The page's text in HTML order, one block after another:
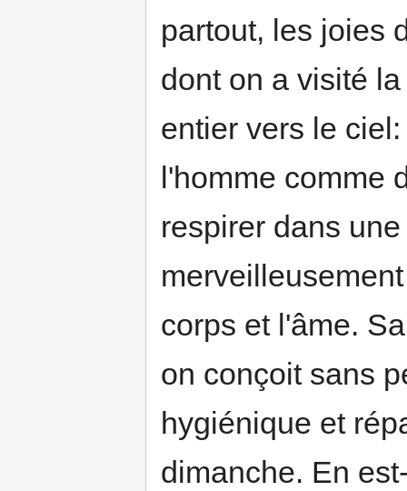
partout, les joies
dont on a visité
entier vers le
l'homme comme
respirer dans
corps et l'âme.
on conçoit sans
hygiénique et
dimanche. En